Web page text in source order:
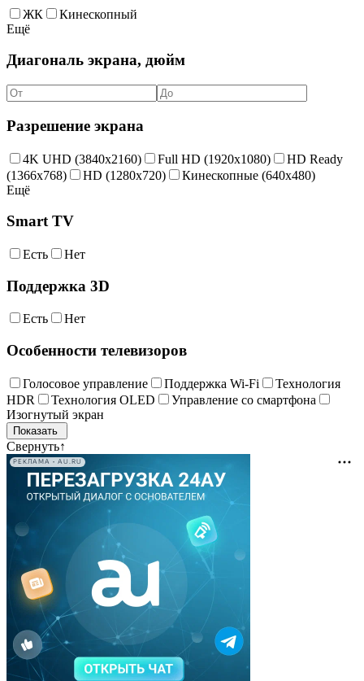
ЖК
Кинескопный
Ещё
Диагональ экрана, дюйм
Разрешение экрана
4K UHD (3840x2160) Full HD (1920x1080)
HD Ready
(1366x768)
HD (1280x720)
Кинескопные (640x480)
Ещё
Smart TV
Есть Нет
Поддержка 3D
Есть Нет
Особенности телевизоров
Голосовое управление Поддержка Wi-Fi
Технология
HDR
Технология OLED
Управление со смартфона
Изогнутый экран
Свернуть↑
РЕКЛАМА • AU.RU